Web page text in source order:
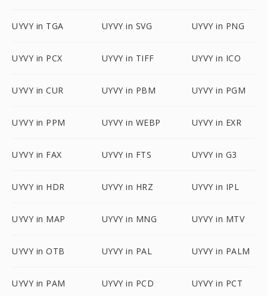
UYVY in TGA UYVY in SVG UYVY in PNG
UYVY in PCX UYVY in TIFF UYVY in ICO
UYVY in CUR UYVY in PBM UYVY in PGM
UYVY in PPM UYVY in WEBP UYVY in EXR
UYVY in FAX UYVY in FTS UYVY in G3
UYVY in HDR UYVY in HRZ UYVY in IPL
UYVY in MAP UYVY in MNG UYVY in MTV
UYVY in OTB UYVY in PAL UYVY in PALM
UYVY in PAM UYVY in PCD UYVY in PCT